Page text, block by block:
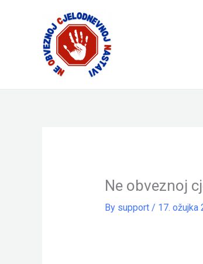
Ne obveznoj
By support / 17. ožujka